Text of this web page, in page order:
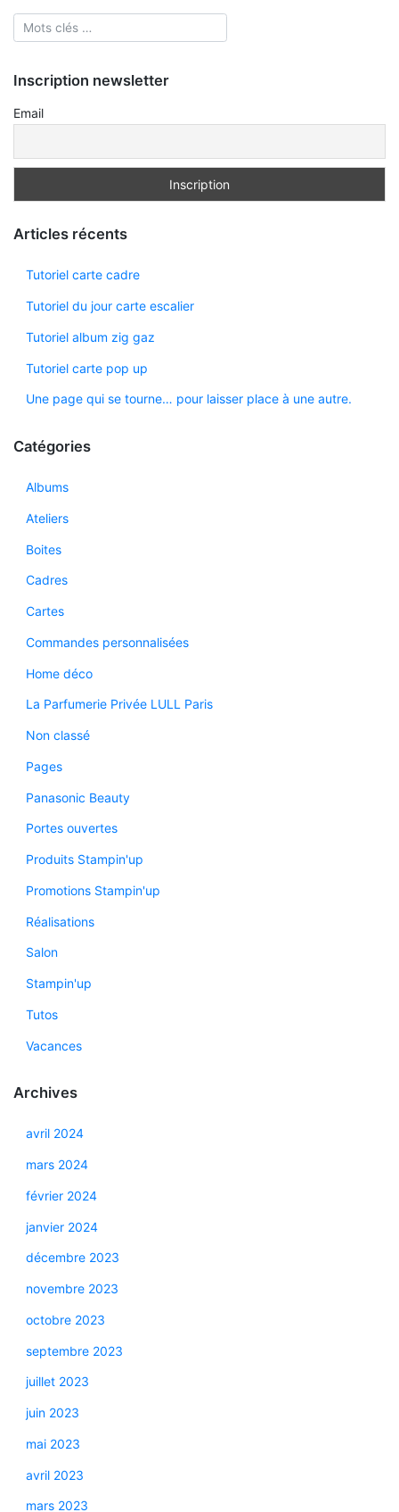
Inscription newsletter
Email
Articles récents
Tutoriel carte cadre
Tutoriel du jour carte escalier
Tutoriel album zig gaz
Tutoriel carte pop up
Une page qui se tourne… pour laisser place à une autre.
Catégories
Albums
Ateliers
Boites
Cadres
Cartes
Commandes personnalisées
Home déco
La Parfumerie Privée LULL Paris
Non classé
Pages
Panasonic Beauty
Portes ouvertes
Produits Stampin'up
Promotions Stampin'up
Réalisations
Salon
Stampin'up
Tutos
Vacances
Archives
avril 2024
mars 2024
février 2024
janvier 2024
décembre 2023
novembre 2023
octobre 2023
septembre 2023
juillet 2023
juin 2023
mai 2023
avril 2023
mars 2023